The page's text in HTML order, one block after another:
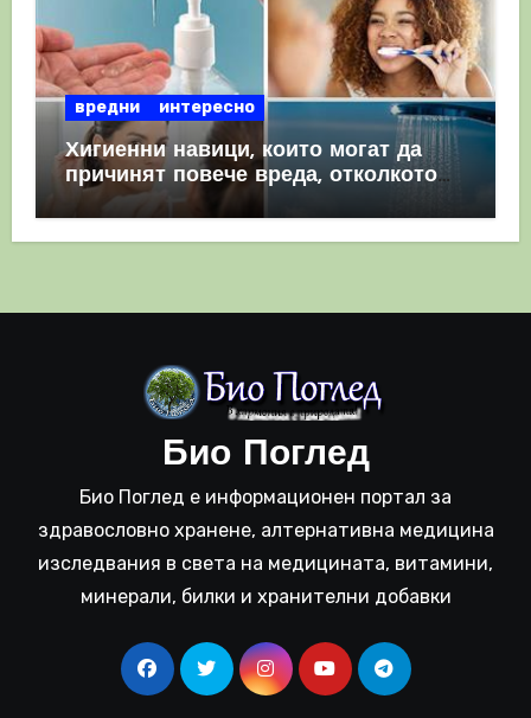
вредни интересно
Хигиенни навици, които могат да
причинят повече вреда, отколкото
полза
Био Поглед
Био Поглед е информационен портал за
здравословно хранене, алтернативна медицина
изследвания в света на медицината, витамини,
минерали, билки и хранителни добавки